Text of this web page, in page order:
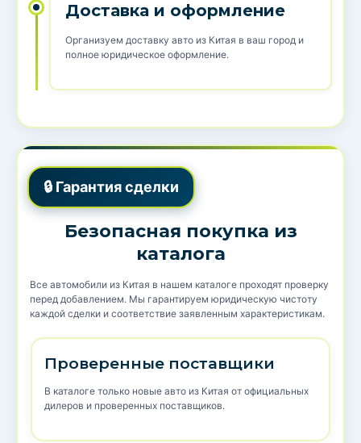
Доставка и оформление
Организуем доставку авто из Китая в ваш город и
полное юридическое оформление.
🔒 Гарантия сделки
Безопасная покупка из
каталога
Все автомобили из Китая в нашем каталоге проходят проверку
перед добавлением. Мы гарантируем юридическую чистоту
каждой сделки и соответствие заявленным характеристикам.
Проверенные поставщики
В каталоге только новые авто из Китая от официальных
дилеров и проверенных поставщиков.